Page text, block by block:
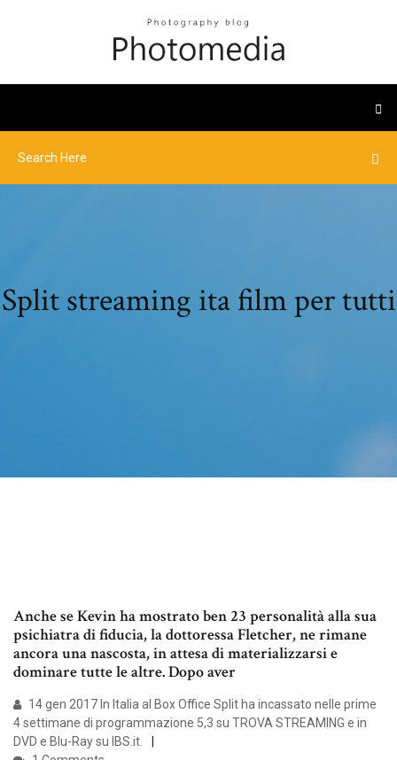
Split streaming ita film per tutti
Anche se Kevin ha mostrato ben 23 personalità alla sua
psichiatra di fiducia, la dottoressa Fletcher, ne rimane
ancora una nascosta, in attesa di materializzarsi e
dominare tutte le altre. Dopo aver
14 gen 2017 In Italia al Box Office Split ha incassato nelle prime
4 settimane di programmazione 5,3 su TROVA STREAMING e in
DVD e Blu-Ray su IBS.it.